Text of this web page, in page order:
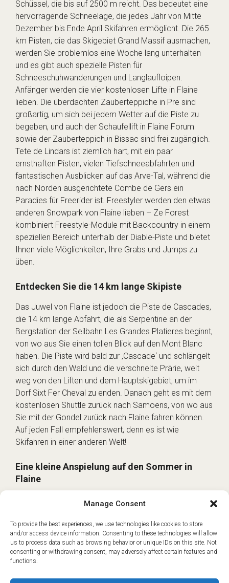
Manage Consent
To provide the best experiences, we use technologies like cookies to store
and/or access device information. Consenting to these technologies will allow
us to process data such as browsing behavior or unique IDs on this site. Not
consenting or withdrawing consent, may adversely affect certain features and
functions.
Schüssel, die bis auf 2500 m reicht. Das bedeutet eine
hervorragende Schneelage, die jedes Jahr von Mitte
Dezember bis Ende April Skifahren ermöglicht. Die 265
km Pisten, die das Skigebiet Grand Massif ausmachen,
werden Sie problemlos eine Woche lang unterhalten
und es gibt auch spezielle Pisten für
Schneeschuhwanderungen und Langlaufloipen.
Anfänger werden die vier kostenlosen Lifte in Flaine
lieben. Die überdachten Zauberteppiche in Pre sind
großartig, um sich bei jedem Wetter auf die Piste zu
begeben, und auch der Schaufellift in Flaine Forum
sowie der Zauberteppich in Bissac sind frei zugänglich.
Tete de Lindars ist ziemlich hart, mit ein paar
ernsthaften Pisten, vielen Tiefschneeabfahrten und
fantastischen Ausblicken auf das Arve-Tal, während die
nach Norden ausgerichtete Combe de Gers ein
Paradies für Freerider ist. Freestyler werden den etwas
anderen Snowpark von Flaine lieben – Ze Forest
kombiniert Freestyle-Module mit Backcountry in einem
speziellen Bereich unterhalb der Diable-Piste und bietet
Ihnen viele Möglichkeiten, Ihre Grabs und Jumps zu
üben.
Entdecken Sie die 14 km lange Skipiste
Das Juwel von Flaine ist jedoch die Piste de Cascades,
die 14 km lange Abfahrt, die als Serpentine an der
Bergstation der Seilbahn Les Grandes Platieres beginnt,
von wo aus Sie einen tollen Blick auf den Mont Blanc
haben. Die Piste wird bald zur ‚Cascade‘ und schlängelt
sich durch den Wald und die verschneite Prärie, weit
weg von den Liften und dem Hauptskigebiet, um im
Dorf Sixt Fer Cheval zu enden. Danach geht es mit dem
kostenlosen Shuttle zurück nach Samoens, von wo aus
Sie mit der Gondel zurück nach Flaine fahren können.
Auf jeden Fall empfehlenswert, denn es ist wie
Skifahren in einer anderen Welt!
Eine kleine Anspielung auf den Sommer in
Flaine
Das war’s für den Winter, aber was ist mit dem
aber es lohnt sich, dorthin zu fahren, um die
unglaubliche Landschaft ohne Schnee zu sehen –
riesige Schwaden von zerklüftetem Gestein, die wirklich
sehr beeindruckend sind.